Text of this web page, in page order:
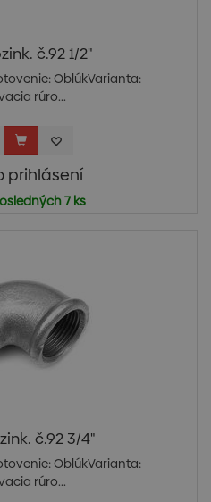
č.92 1/2"
OblúkVarianta:
rúro...
prihlásení
7 ks
č.92 3/4"
OblúkVarianta:
rúro...